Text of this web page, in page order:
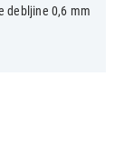
debljine 0,6 mm